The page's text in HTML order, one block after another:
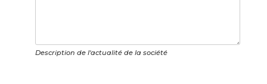
Description de l'actualité de la société